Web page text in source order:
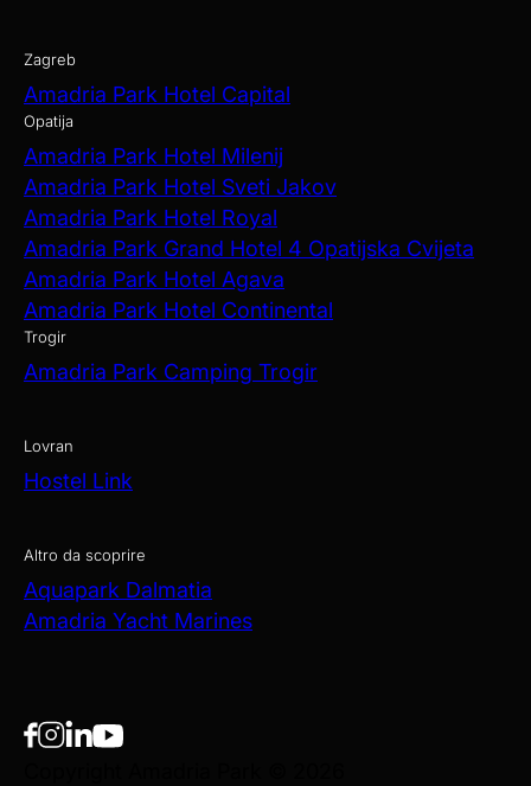
Zagreb
Amadria Park Hotel Capital
Opatija
Amadria Park Hotel Milenij
Amadria Park Hotel Sveti Jakov
Amadria Park Hotel Royal
Amadria Park Grand Hotel 4 Opatijska Cvijeta
Amadria Park Hotel Agava
Amadria Park Hotel Continental
Trogir
Amadria Park Camping Trogir
Lovran
Hostel Link
Altro da scoprire
Aquapark Dalmatia
Amadria Yacht Marines